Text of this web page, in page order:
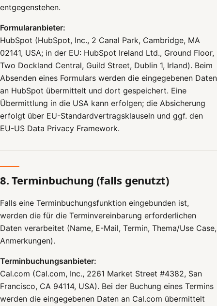
entgegenstehen.
Formularanbieter:
HubSpot (HubSpot, Inc., 2 Canal Park, Cambridge, MA
02141, USA; in der EU: HubSpot Ireland Ltd., Ground Floor,
Two Dockland Central, Guild Street, Dublin 1, Irland). Beim
Absenden eines Formulars werden die eingegebenen Daten
an HubSpot übermittelt und dort gespeichert. Eine
Übermittlung in die USA kann erfolgen; die Absicherung
erfolgt über EU-Standardvertragsklauseln und ggf. den
EU-US Data Privacy Framework.
8. Terminbuchung (falls genutzt)
Falls eine Terminbuchungsfunktion eingebunden ist,
werden die für die Terminvereinbarung erforderlichen
Daten verarbeitet (Name, E-Mail, Termin, Thema/Use Case,
Anmerkungen).
Terminbuchungsanbieter:
Cal.com (Cal.com, Inc., 2261 Market Street #4382, San
Francisco, CA 94114, USA). Bei der Buchung eines Termins
werden die eingegebenen Daten an Cal.com übermittelt